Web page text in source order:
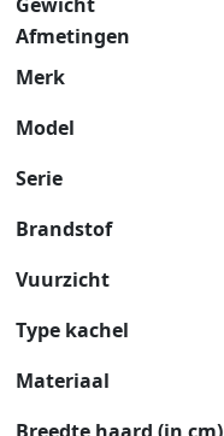
Afmetingen
Merk
Model
Serie
Brandstof
Vuurzicht
Type kachel
Materiaal